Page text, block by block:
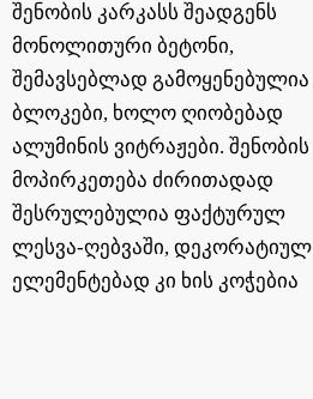
შენობის კარკასს შეადგენს
მონოლითური ბეტონი,
შემავსებლად გამოყენებულია
ბლოკები, ხოლო ღიობებად
ალუმინის ვიტრაჟები. შენობის
მოპირკეთება ძირითადად
შესრულებულია ფაქტურულ
ლესვა-ღებვაში, დეკორატიულ
ელემენტებად კი ხის კოჭებია